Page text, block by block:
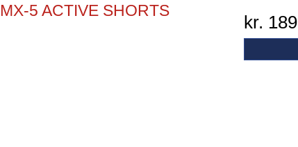
MX-5 ACTIVE SHORTS
kr. 189